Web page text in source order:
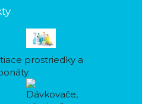
prostriedky a